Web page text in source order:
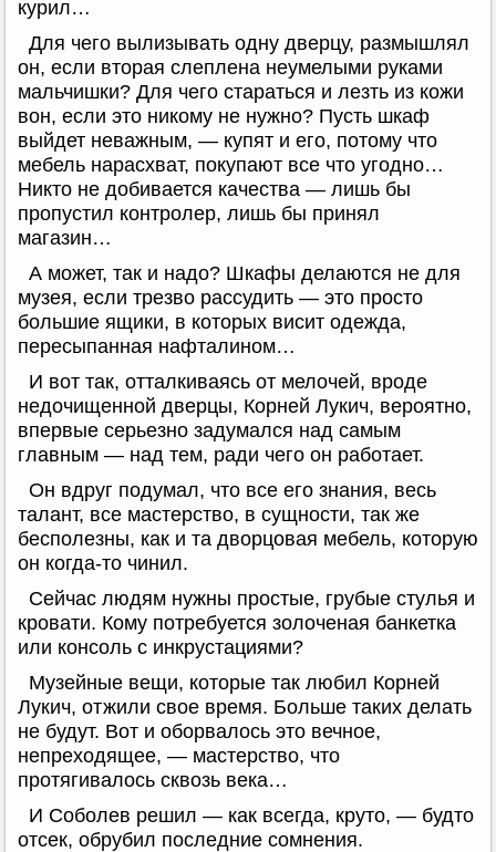
курил…
Для чего вылизывать одну дверцу, размышлял
он, если вторая слеплена неумелыми руками
мальчишки? Для чего стараться и лезть из кожи
вон, если это никому не нужно? Пусть шкаф
выйдет неважным, — купят и его, потому что
мебель нарасхват, покупают все что угодно…
Никто не добивается качества — лишь бы
пропустил контролер, лишь бы принял
магазин…
А может, так и надо? Шкафы делаются не для
музея, если трезво рассудить — это просто
большие ящики, в которых висит одежда,
пересыпанная нафталином…
И вот так, отталкиваясь от мелочей, вроде
недочищенной дверцы, Корней Лукич, вероятно,
впервые серьезно задумался над самым
главным — над тем, ради чего он работает.
Он вдруг подумал, что все его знания, весь
талант, все мастерство, в сущности, так же
бесполезны, как и та дворцовая мебель, которую
он когда-то чинил.
Сейчас людям нужны простые, грубые стулья и
кровати. Кому потребуется золоченая банкетка
или консоль с инкрустациями?
Музейные вещи, которые так любил Корней
Лукич, отжили свое время. Больше таких делать
не будут. Вот и оборвалось это вечное,
непреходящее, — мастерство, что
протягивалось сквозь века…
И Соболев решил — как всегда, круто, — будто
отсек, обрубил последние сомнения.